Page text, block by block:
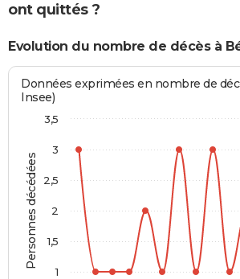
ont quittés ?
Evolution du nombre de décès à
Personnes décédées
Données exprimées en nombre de
Insee)
1
1,5
2
2,5
3
3,5